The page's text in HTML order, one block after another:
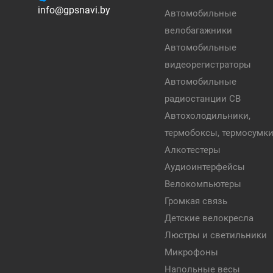
info@gpsnavi.by
Автомобильные
велобагажники
Автомобильные
видеорегистраторы
Автомобильные
радиостанции CB
Автохолодильники,
термобоксы,
Алкотестеры
Аудиоинтерфейсы
Велокомпьютеры
Громкая связь
Детские велокресла
Люстры и светильники
Микрофоны
Напольные весы